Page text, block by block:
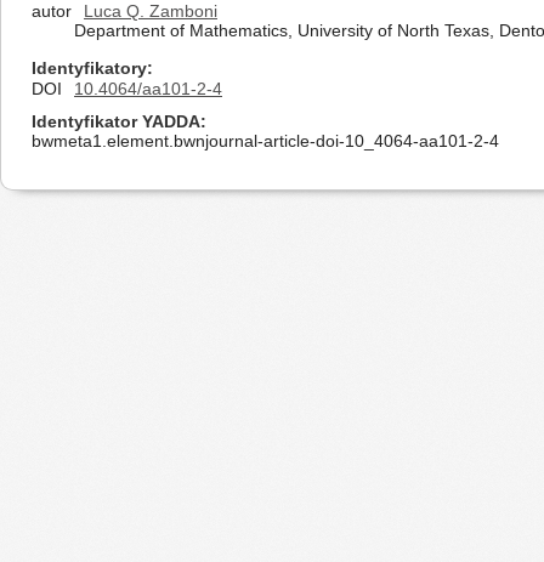
autor
Luca Q. Zamboni
Department of Mathematics, University of North Texas,
Identyfikatory
DOI
10.4064/aa101-2-4
Identyfikator YADDA
bwmeta1.element.bwnjournal-article-doi-10_4064-aa101-2-4